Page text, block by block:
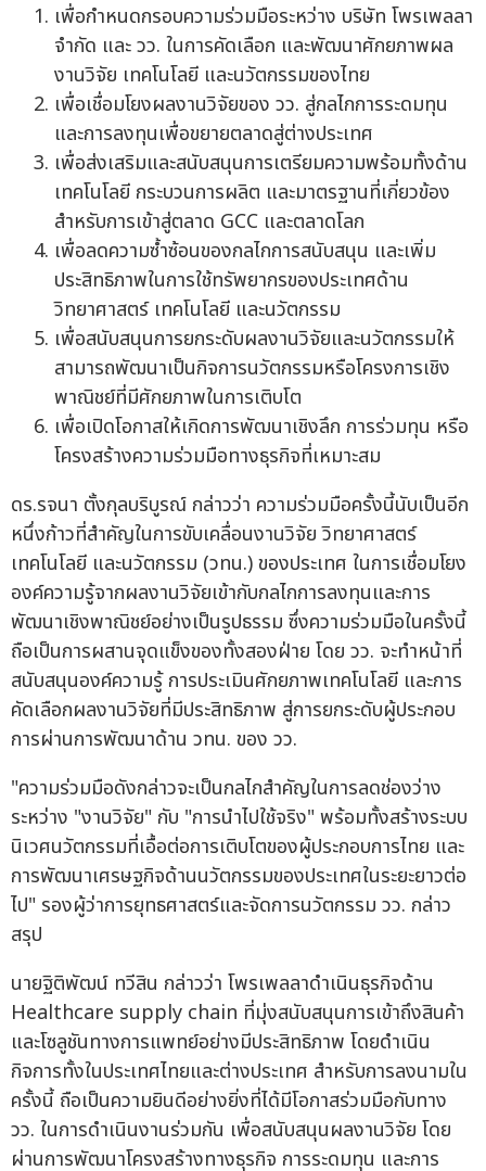
เพื่อกำหนดกรอบความร่วมมือระหว่าง บริษัท โพรเพลลา
จำกัด และ วว. ในการคัดเลือก และพัฒนาศักยภาพผล
งานวิจัย เทคโนโลยี และนวัตกรรมของไทย
เพื่อเชื่อมโยงผลงานวิจัยของ วว. สู่กลไกการระดมทุน
และการลงทุนเพื่อขยายตลาดสู่ต่างประเทศ
เพื่อส่งเสริมและสนับสนุนการเตรียมความพร้อมทั้งด้าน
เทคโนโลยี กระบวนการผลิต และมาตรฐานที่เกี่ยวข้อง
สำหรับการเข้าสู่ตลาด GCC และตลาดโลก
เพื่อลดความซ้ำซ้อนของกลไกการสนับสนุน และเพิ่ม
ประสิทธิภาพในการใช้ทรัพยากรของประเทศด้าน
วิทยาศาสตร์ เทคโนโลยี และนวัตกรรม
เพื่อสนับสนุนการยกระดับผลงานวิจัยและนวัตกรรมให้
สามารถพัฒนาเป็นกิจการนวัตกรรมหรือโครงการเชิง
พาณิชย์ที่มีศักยภาพในการเติบโต
เพื่อเปิดโอกาสให้เกิดการพัฒนาเชิงลึก การร่วมทุน หรือ
โครงสร้างความร่วมมือทางธุรกิจที่เหมาะสม
ดร.รจนา ตั้งกุลบริบูรณ์ กล่าวว่า ความร่วมมือครั้งนี้นับเป็นอีก
หนึ่งก้าวที่สำคัญในการขับเคลื่อนงานวิจัย วิทยาศาสตร์
เทคโนโลยี และนวัตกรรม (วทน.) ของประเทศ ในการเชื่อมโยง
องค์ความรู้จากผลงานวิจัยเข้ากับกลไกการลงทุนและการ
พัฒนาเชิงพาณิชย์อย่างเป็นรูปธรรม ซึ่งความร่วมมือในครั้งนี้
ถือเป็นการผสานจุดแข็งของทั้งสองฝ่าย โดย วว. จะทำหน้าที่
สนับสนุนองค์ความรู้ การประเมินศักยภาพเทคโนโลยี และการ
คัดเลือกผลงานวิจัยที่มีประสิทธิภาพ สู่การยกระดับผู้ประกอบ
การผ่านการพัฒนาด้าน วทน. ของ วว.
"ความร่วมมือดังกล่าวจะเป็นกลไกสำคัญในการลดช่องว่าง
ระหว่าง "งานวิจัย" กับ "การนำไปใช้จริง" พร้อมทั้งสร้างระบบ
นิเวศนวัตกรรมที่เอื้อต่อการเติบโตของผู้ประกอบการไทย และ
การพัฒนาเศรษฐกิจด้านนวัตกรรมของประเทศในระยะยาวต่อ
ไป" รองผู้ว่าการยุทธศาสตร์และจัดการนวัตกรรม วว. กล่าว
สรุป
นายฐิติพัฒน์ ทวีสิน กล่าวว่า โพรเพลลาดำเนินธุรกิจด้าน
Healthcare supply chain ที่มุ่งสนับสนุนการเข้าถึงสินค้า
และโซลูชันทางการแพทย์อย่างมีประสิทธิภาพ โดยดำเนิน
กิจการทั้งในประเทศไทยและต่างประเทศ สำหรับการลงนามใน
ครั้งนี้ ถือเป็นความยินดีอย่างยิ่งที่ได้มีโอกาสร่วมมือกับทาง
วว. ในการดำเนินงานร่วมกัน เพื่อสนับสนุนผลงานวิจัย โดย
ผ่านการพัฒนาโครงสร้างทางธุรกิจ การระดมทุน และการ